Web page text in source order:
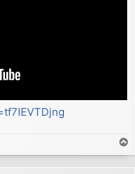
o
p